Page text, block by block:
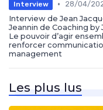
Interview •
28/04/
Interview de Jean
Jeannin de Coaching by
Le pouvoir d’agir
renforcer
management
Les plus lus